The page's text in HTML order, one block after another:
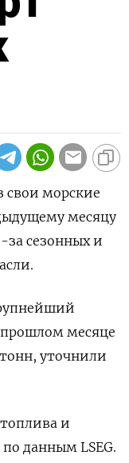
свои морские
месяцу
сезонных и
прошлом месяце
уточнили
и
данным LSEG.